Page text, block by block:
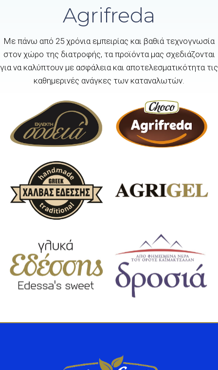
Agrifreda
Με πάνω από 25 χρόνια εμπειρίας και βαθιά τεχνογνωσία
στον χώρο της διατροφής, τα προϊόντα μας σχεδιάζονται
για να καλύπτουν με ασφάλεια και αποτελεσματικότητα τις
καθημερινές ανάγκες των καταναλωτών.